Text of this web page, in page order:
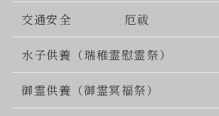
交通安全 厄祓
水子供養（瑞稚霊慰霊祭）
御霊供養（御霊冥福祭）